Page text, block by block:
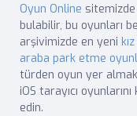
Oyun Online
bulabilir, bu oyunları
arşivimizde en yeni
araba park etme
türden oyun yer
iOS tarayıcı
edin.